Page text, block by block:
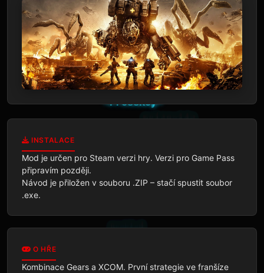
INSTALACE
Mod je určen pro Steam verzi hry. Verzi pro Game Pass
připravím později.
Návod je přiložen v souboru .ZIP – stačí spustit soubor
.exe.
O HŘE
Kombinace Gears a XCOM. První strategie ve franšíze